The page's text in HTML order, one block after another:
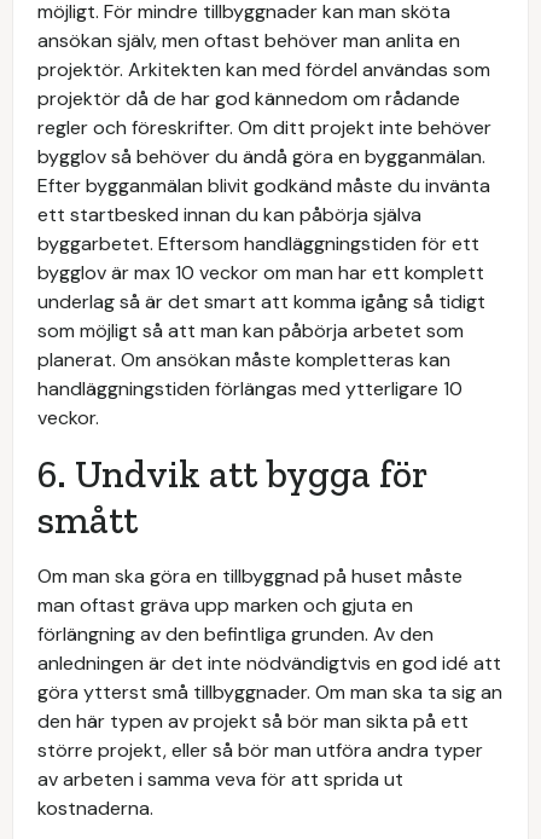
möjligt. För mindre tillbyggnader kan man sköta
ansökan själv, men oftast behöver man anlita en
projektör. Arkitekten kan med fördel användas som
projektör då de har god kännedom om rådande
regler och föreskrifter. Om ditt projekt inte behöver
bygglov så behöver du ändå göra en bygganmälan.
Efter bygganmälan blivit godkänd måste du invänta
ett startbesked innan du kan påbörja själva
byggarbetet. Eftersom handläggningstiden för ett
bygglov är max 10 veckor om man har ett komplett
underlag så är det smart att komma igång så tidigt
som möjligt så att man kan påbörja arbetet som
planerat. Om ansökan måste kompletteras kan
handläggningstiden förlängas med ytterligare 10
veckor.
6. Undvik att bygga för
smått
Om man ska göra en tillbyggnad på huset måste
man oftast gräva upp marken och gjuta en
förlängning av den befintliga grunden. Av den
anledningen är det inte nödvändigtvis en god idé att
göra ytterst små tillbyggnader. Om man ska ta sig an
den här typen av projekt så bör man sikta på ett
större projekt, eller så bör man utföra andra typer
av arbeten i samma veva för att sprida ut
kostnaderna.